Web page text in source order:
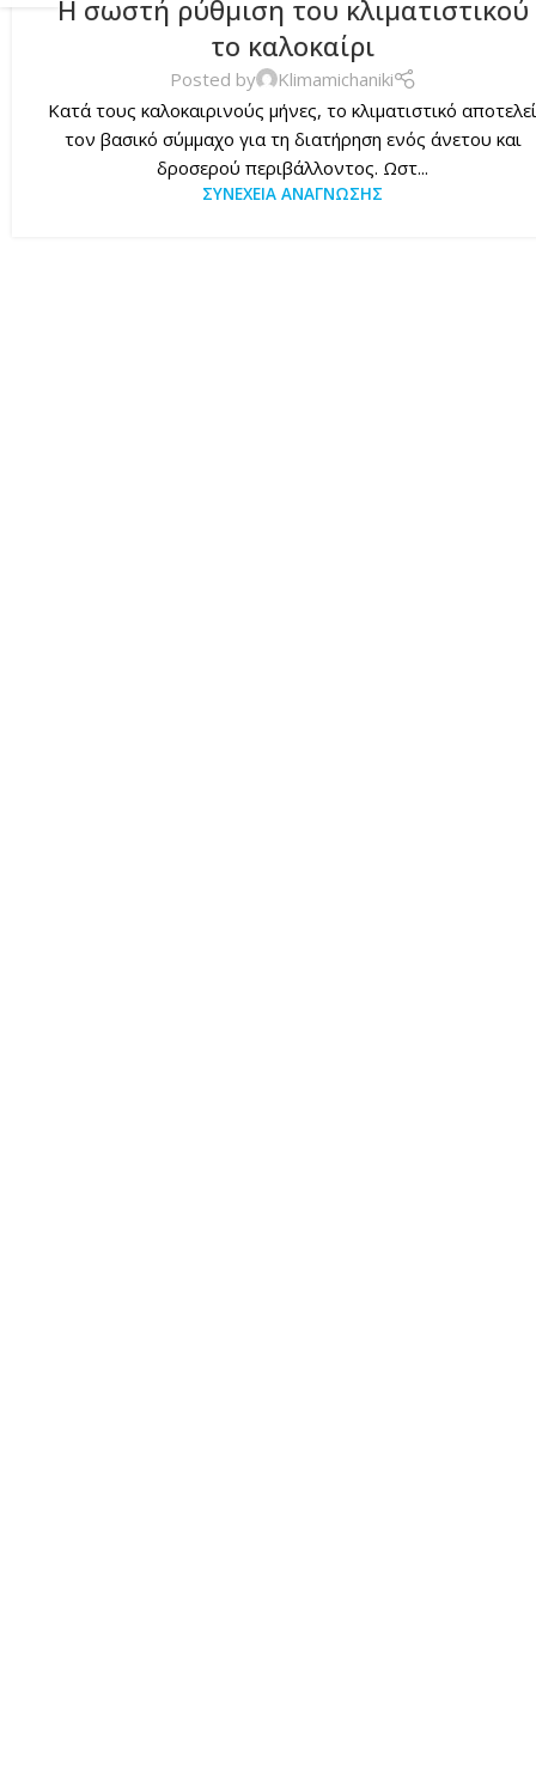
Η σωστή ρύθμιση του κλιματιστικού
το καλοκαίρι
Posted by
Klimamichaniki
Κατά τους καλοκαιρινούς μήνες, το κλιματιστικό
τον βασικό σύμμαχο για τη διατήρηση ενός άνετου και
δροσερού περιβάλλοντος. Ωστ...
ΣΥΝΈΧΕΙΑ ΑΝΆΓΝΩΣΗΣ